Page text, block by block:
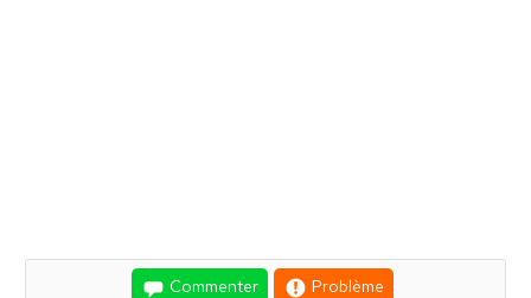
Commenter Problème